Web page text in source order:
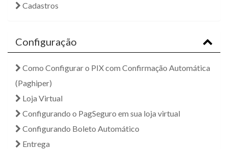
Cadastros
Configuração
Como Configurar o PIX com Confirmação Automática
(Paghiper)
Loja Virtual
Configurando o PagSeguro em sua loja virtual
Configurando Boleto Automático
Entrega